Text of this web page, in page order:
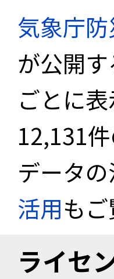
気象庁
が公開
ごとに
12,131
データ
活用もご
ライセ